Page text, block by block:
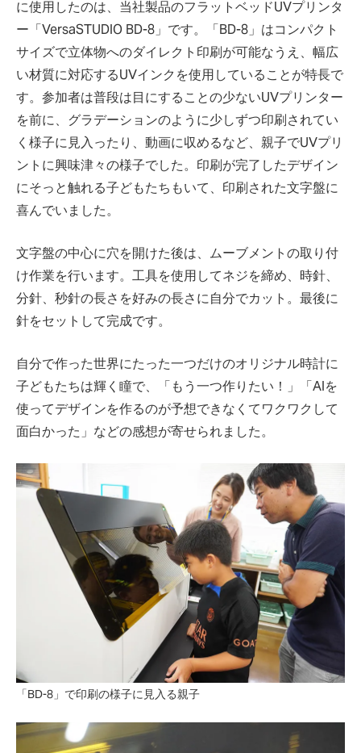
に使用したのは、当社製品のフラットベッドUVプリンタ
ー「VersaSTUDIO BD-8」です。「BD-8」はコンパクト
サイズで立体物へのダイレクト印刷が可能なうえ、幅広
い材質に対応するUVインクを使用していることが特長で
す。参加者は普段は目にすることの少ないUVプリンター
を前に、グラデーションのように少しずつ印刷されてい
く様子に見入ったり、動画に収めるなど、親子でUVプリ
ントに興味津々の様子でした。印刷が完了したデザイン
にそっと触れる子どもたちもいて、印刷された文字盤に
喜んでいました。
文字盤の中心に穴を開けた後は、ムーブメントの取り付
け作業を行います。工具を使用してネジを締め、時針、
分針、秒針の長さを好みの長さに自分でカット。最後に
針をセットして完成です。
自分で作った世界にたった一つだけのオリジナル時計に
子どもたちは輝く瞳で、「もう一つ作りたい！」「AIを
使ってデザインを作るのが予想できなくてワクワクして
面白かった」などの感想が寄せられました。
「BD-8」で印刷の様子に見入る親子